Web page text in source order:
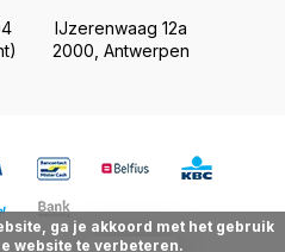
IJzerenwaag 12a
2000, Antwerpen
ga je akkoord met het gebruik
website te verbeteren.